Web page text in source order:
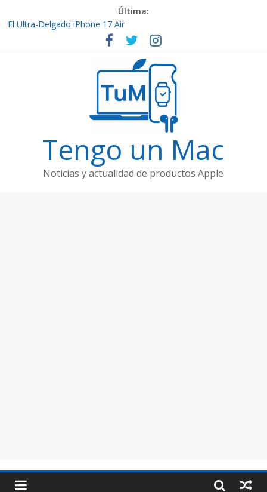
Última:
El Ultra-Delgado iPhone 17 Air
Filtraciones de Hardware Futuro: Vision Pro 2, AirPods Pro 3 y
Apple Anuncia el evento ‘Awe Dropping’ para el 9 de Septiembre
Por fin ya están aquí los nuevos iPhone 17
Contenido de Apple TV+: Temporada 5 de ‘Slow Horses’ y
Nuevos Estrenos en Septiembre
Tengo un Mac
Noticias y actualidad de productos Apple